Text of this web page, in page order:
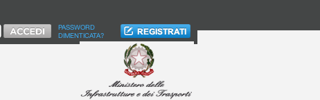
PASSWORD
DIMENTICATA?